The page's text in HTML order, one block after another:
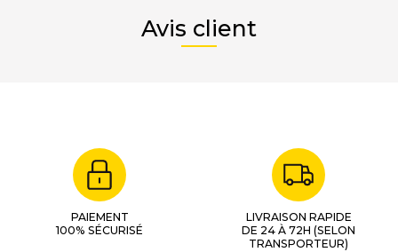
Avis client
PAIEMENT
100% SÉCURISÉ
LIVRAISON RAPIDE
DE 24 À 72H (SELON
TRANSPORTEUR)